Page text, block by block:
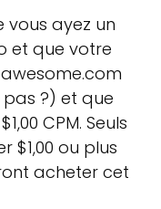
vous ayez un
et que votre
?) et que
CPM. Seuls
$1,00 ou plus
acheter cet